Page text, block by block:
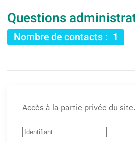
Questions
Nombre de contacts : 1
Accès à la partie privée du site.